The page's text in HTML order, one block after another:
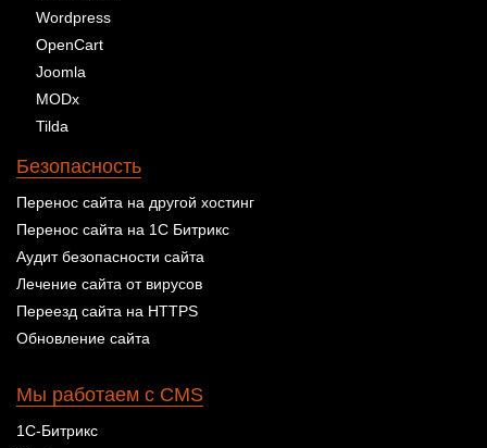
Wordpress
OpenCart
Joomla
MODx
Tilda
Безопасность
Перенос сайта на другой хостинг
Перенос сайта на 1С Битрикс
Аудит безопасности сайта
Лечение сайта от вирусов
Переезд сайта на HTTPS
Обновление сайта
Мы работаем с CMS
1С-Битрикс